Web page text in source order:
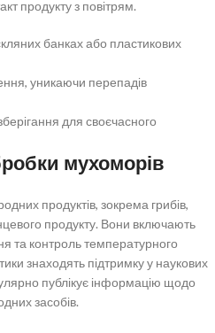
продукту з повітрям.
банках або пластикових
уникаючи перепадів
для своєчасного
мухоморів
продуктів, зокрема грибів,
продукту. Вони включають
та контроль температурного
знаходять підтримку у наукових
публікує інформацію щодо
засобів.